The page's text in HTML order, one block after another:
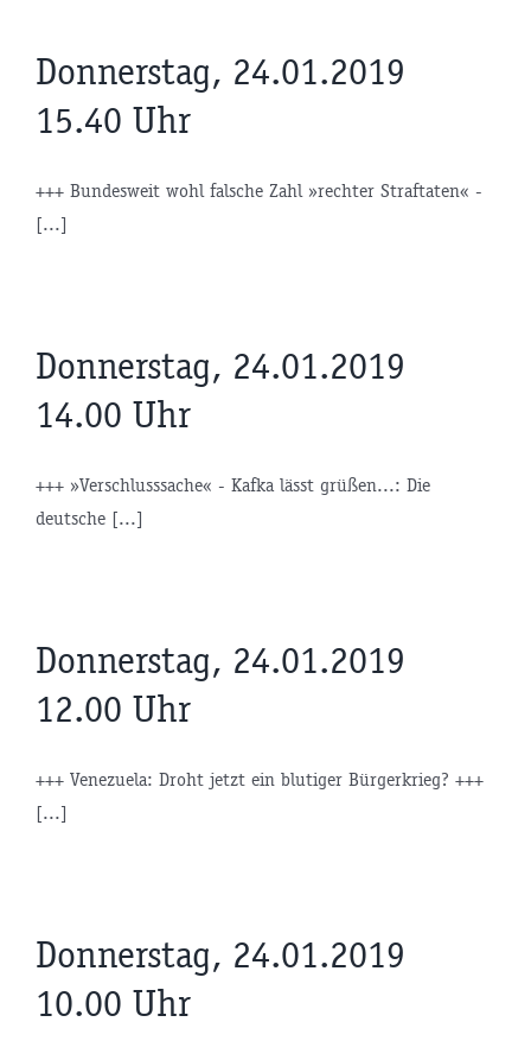
Donnerstag, 24.01.2019
15.40 Uhr
+++ Bundesweit wohl falsche Zahl »rechter Straftaten« -
[...]
Donnerstag, 24.01.2019
14.00 Uhr
+++ »Verschlusssache« - Kafka lässt grüßen...: Die
deutsche [...]
Donnerstag, 24.01.2019
12.00 Uhr
+++ Venezuela: Droht jetzt ein blutiger Bürgerkrieg? +++
[...]
Donnerstag, 24.01.2019
10.00 Uhr